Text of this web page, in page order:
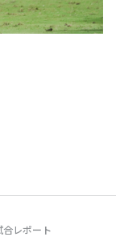
レポート